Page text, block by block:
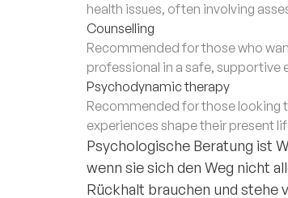
health issues, often involving
Counselling
Recommended for those who
professional in a safe, supportive
Psychodynamic therapy
Recommended for those looking
experiences shape their present
Psychologische Beratung ist
wenn sie sich den Weg nicht
Rückhalt brauchen und stehe